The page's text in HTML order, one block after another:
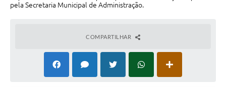
Contato
pela Secretaria Municipal de Administração.
COMPARTILHAR